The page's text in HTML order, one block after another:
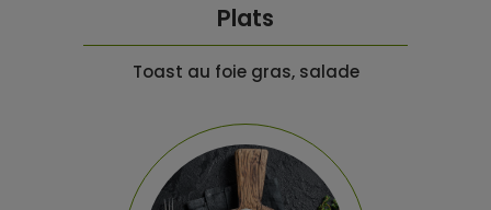
Plats
Toast au foie gras, salade